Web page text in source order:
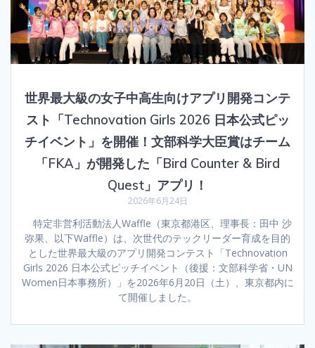
世界最大級の女子中高生向けアプリ開発コンテ
スト「Technovation Girls 2026 日本公式ピッ
チイベント」を開催！文部科学大臣賞はチーム
「FKA」が開発した「Bird Counter & Bird
Quest」アプリ！
2026年6月24日
特定非営利活動法人Waffle（東京都港区、理事長：田中 沙
弥果、以下Waffle）は、次世代のテックリーダー育成を目的
とした世界最大級のアプリ開発コンテスト「Technovation
Girls 2026 日本公式ピッチイベント（後援：文部科学省・UN
Women日本事務所）」を2026年6月20日（土）、東京都内に
て開催しました。